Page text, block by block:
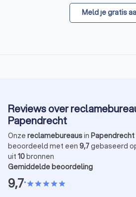
Meld je gratis
Reviews over
Papendrecht
Onze reclamebureausin Papendrecht
beoordeeld met een 9,7gebaseerd
uit 10bronnen
Gemiddelde beoordeling
9,7•starstarstarstarstar